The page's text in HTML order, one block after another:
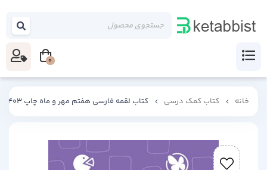
خانه کتاب کمک درسی کتاب لقمه فارسی هفتم مهر و ماه چاپ 1403
0